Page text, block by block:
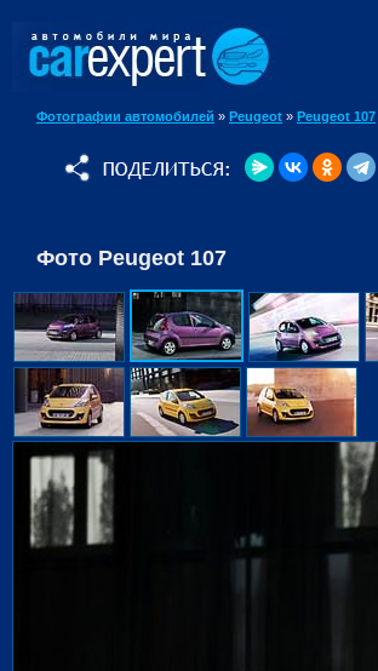
Фотографии автомобилей » Peugeot » Peugeot 107
Фото Peugeot 107